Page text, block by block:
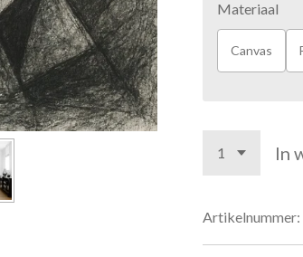
Materiaal
Canvas
In
Artikelnummer: